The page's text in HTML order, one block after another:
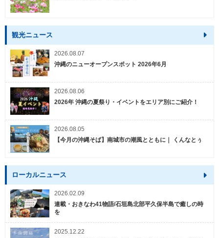
観光ニュース
2026.08.07
沖縄のニューオープンスポット 2026年6月
2026.08.06
2026年 沖縄の夏祭り・イベントをエリア別にご紹介！
2026.08.05
【今月の沖縄そば】南城市の潮風とともに｜ くんなとぅ
ローカルニュース
2026.02.09
連載・おきなわ41物語/石垣島北部平久保半島で癒しの時
を
2025.12.22